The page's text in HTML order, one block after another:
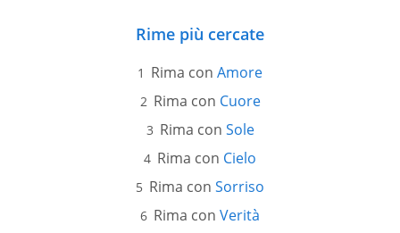
Rime più cercate
Rima con Amore
Rima con Cuore
Rima con Sole
Rima con Cielo
Rima con Sorriso
Rima con Verità